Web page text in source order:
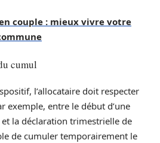
en couple : mieux vivre votre
cumul
l’allocataire doit respecter
exemple, entre le début d’une
la déclaration trimestrielle de
de cumuler temporairement le